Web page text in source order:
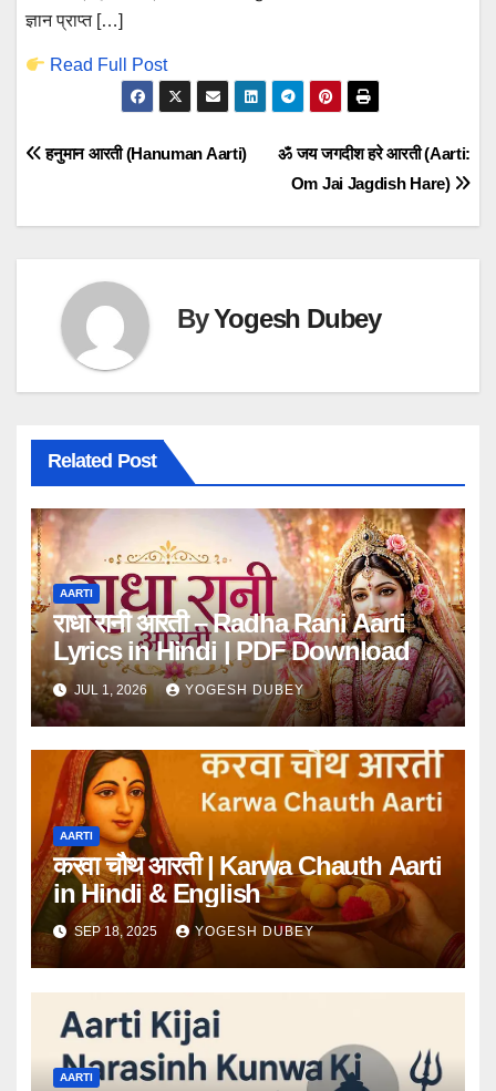
ज्ञान प्राप्त […]
Read Full Post
Post
ॐ जय जगदीश हरे आरती (Aarti:
Om Jai Jagdish Hare)
हनुमान आरती (Hanuman Aarti)
ByYogesh Dubey
Related Post
AARTI
राधा रानी आरती – Radha Rani Aarti
Lyrics in Hindi | PDF Download
JUL 1, 2026 YOGESH DUBEY
AARTI
करवा चौथ आरती | Karwa Chauth Aarti
in Hindi & English
SEP 18, 2025 YOGESH DUBEY
AARTI